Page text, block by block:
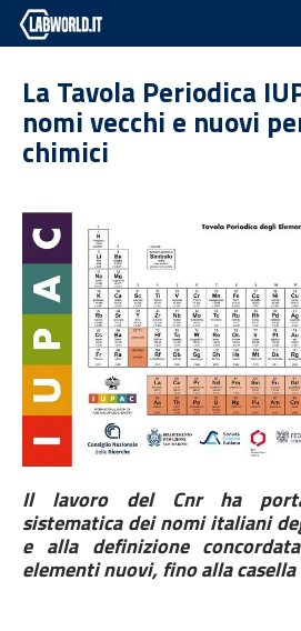
La Tavola Periodica
nomi vecchi e nuovi
chimici
Il lavoro del Cnr ha
sistematica dei nomi italiani
e alla definizione
elementi nuovi, fino alla